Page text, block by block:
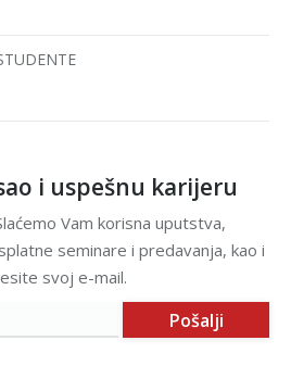
i uspešnu karijeru
Vam korisna uputstva,
seminare i predavanja, kao i
svoj e-mail.